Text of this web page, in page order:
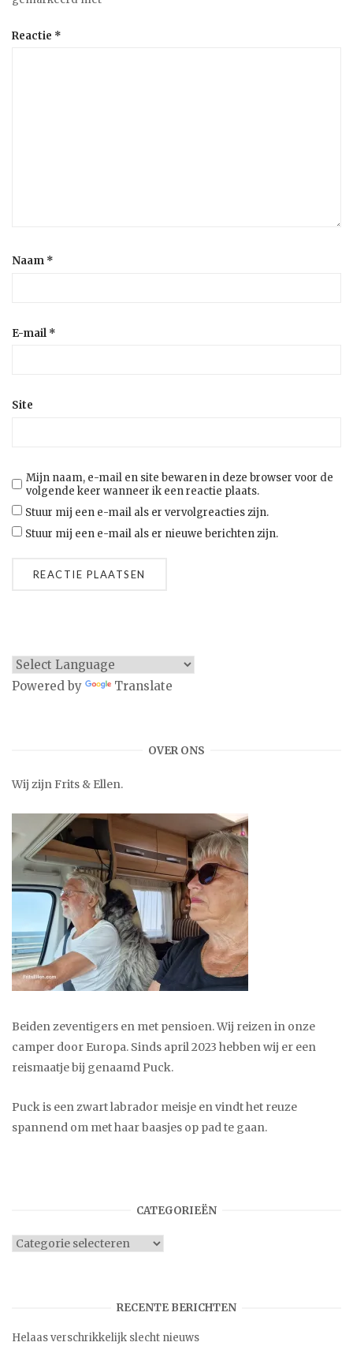
Reactie *
Naam *
E-mail *
Site
Mijn naam, e-mail en site bewaren in deze browser voor de
volgende keer wanneer ik een reactie plaats.
Stuur mij een e-mail als er vervolgreacties zijn.
Stuur mij een e-mail als er nieuwe berichten zijn.
Powered by Translate
OVER ONS
Wij zijn Frits & Ellen.
Beiden zeventigers en met pensioen. Wij reizen in onze
camper door Europa. Sinds april 2023 hebben wij er een
reismaatje bij genaamd Puck.
Puck is een zwart labrador meisje en vindt het reuze
spannend om met haar baasjes op pad te gaan.
CATEGORIEËN
Categorieën
RECENTE BERICHTEN
Helaas verschrikkelijk slecht nieuws